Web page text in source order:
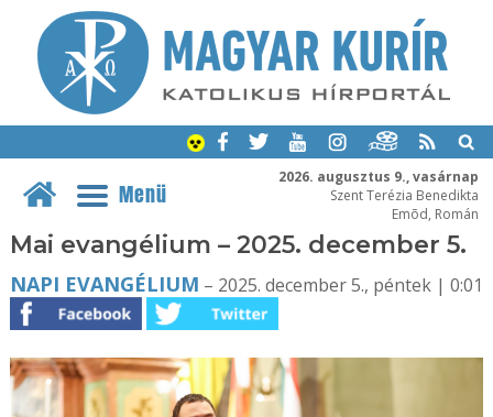
2026. augusztus 9., vasárnap
Szent Terézia Benedikta
Emõd, Román
Menü
Mai evangélium – 2025. december 5.
NAPI EVANGÉLIUM – 2025. december 5., péntek | 0:01